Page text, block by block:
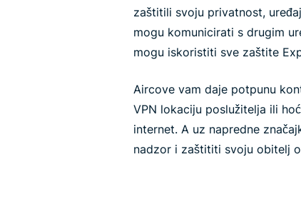
zaštitili svoju privatnost,
mogu komunicirati s drugim
mogu iskoristiti sve zaštite
Aircove vam daje potpunu
VPN lokaciju poslužitelja ili
internet. A uz napredne
nadzor i zaštititi svoju obitelj